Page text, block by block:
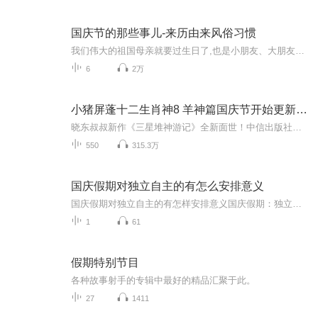
国庆节的那些事儿-来历由来风俗习惯
6 2万
小猪屏蓬十二生肖神8 羊神篇国庆节开始更新啦！
550 315.3万
国庆假期对独立自主的有怎么安排意义
1 61
假期特别节目
各种故事射手的专辑中最好的精品汇聚于此。
27 1411